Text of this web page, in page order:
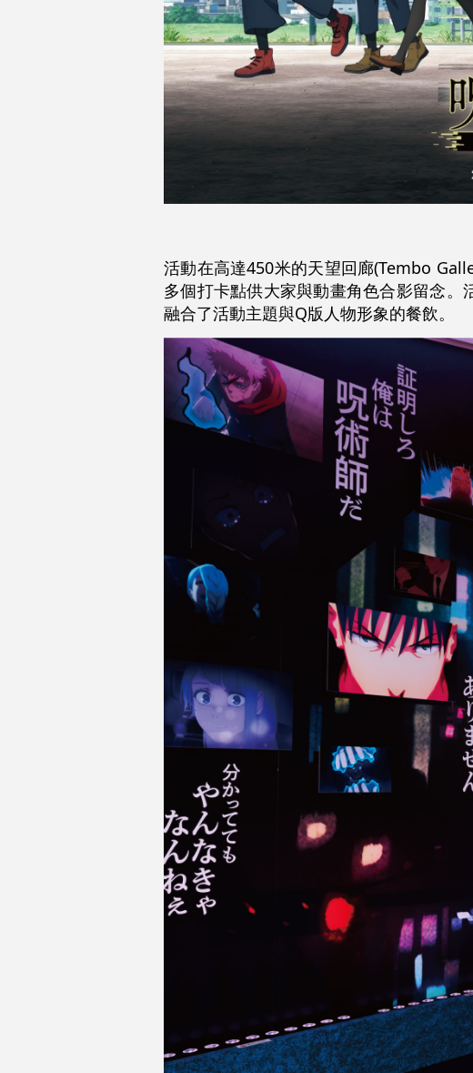
活動在高達450米的天望回廊(Tembo
多個打卡點供大家與動畫角色合影留念
融合了活動主題與Q版人物形象的餐飲。